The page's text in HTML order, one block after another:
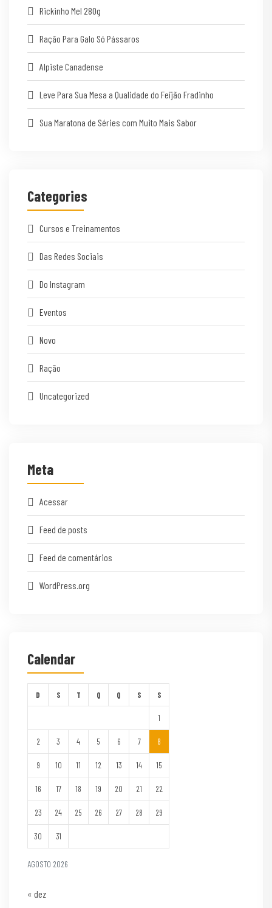
Rickinho Mel 280g
Ração Para Galo Só Pássaros
Alpiste Canadense
Leve Para Sua Mesa a Qualidade do Feijão Fradinho
Sua Maratona de Séries com Muito Mais Sabor
Categories
Cursos e Treinamentos
Das Redes Sociais
Do Instagram
Eventos
Novo
Ração
Uncategorized
Meta
Acessar
Feed de posts
Feed de comentários
WordPress.org
Calendar
AGOSTO 2026
D S T Q Q S S
1
2 3 4 5 6 7 8
9 10 11 12 13 14 15
16 17 18 19 20 21 22
23 24 25 26 27 28 29
30 31
« dez